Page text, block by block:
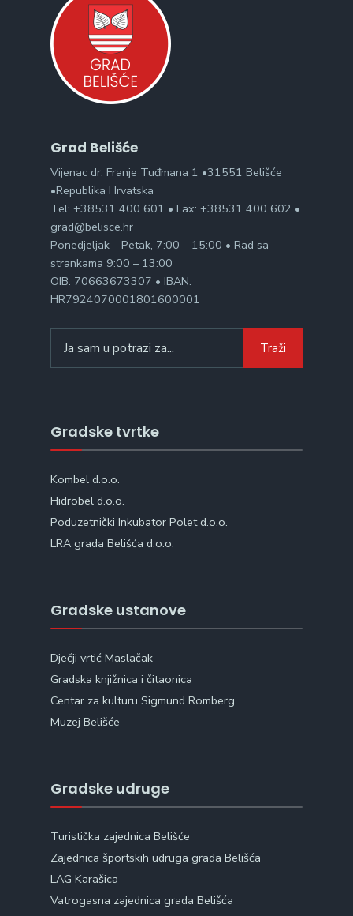
Grad Belišće
Vijenac dr. Franje Tuđmana 1 •31551 Belišće
•Republika Hrvatska
Tel: +38531 400 601 • Fax: +38531 400 602 •
grad@belisce.hr
Ponedjeljak – Petak, 7:00 – 15:00 • Rad sa
strankama 9:00 – 13:00
OIB: 70663673307 • IBAN:
HR7924070001801600001
for:
Traži
Gradske tvrtke
Kombel d.o.o.
Hidrobel d.o.o.
Poduzetnički Inkubator Polet d.o.o.
LRA grada Belišća d.o.o.
Gradske ustanove
Dječji vrtić Maslačak
Gradska knjižnica i čitaonica
Centar za kulturu Sigmund Romberg
Muzej Belišće
Gradske udruge
Turistička zajednica Belišće
Zajednica športskih udruga grada Belišća
LAG Karašica
Vatrogasna zajednica grada Belišća